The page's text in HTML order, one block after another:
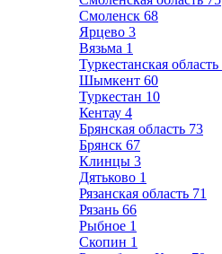
Смоленск 68
Ярцево 3
Вязьма 1
Туркестанская область
Шымкент 60
Туркестан 10
Кентау 4
Брянская область 73
Брянск 67
Клинцы 3
Дятьково 1
Рязанская область 71
Рязань 66
Рыбное 1
Скопин 1